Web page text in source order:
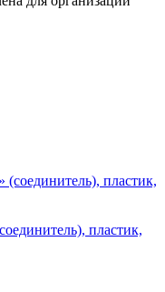
пластик,